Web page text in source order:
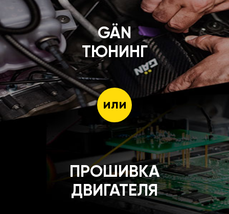
GÄN
ТЮНИНГ
или
ПРОШИВКА
ДВИГАТЕЛЯ